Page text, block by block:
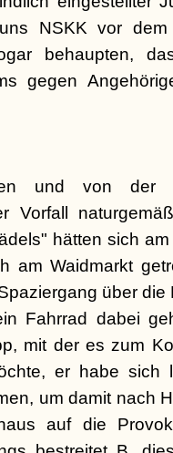
NSKK vor dem
behaupten,
gegen
und von der
Vorfall
hätten sich
am Waidmarkt
über
Fahrrad dabei
mit der es zum
er habe sich
um damit nach
auf die